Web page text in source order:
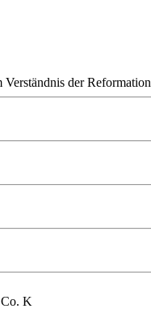
der Reformation
K